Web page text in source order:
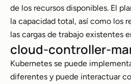
de los recursos disponibles. El
la capacidad total, así como los
las cargas de trabajo existentes
cloud-controller-
Kubernetes se puede
diferentes y puede interactuar